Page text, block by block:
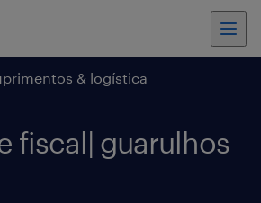
& logística
fiscal| guarulhos